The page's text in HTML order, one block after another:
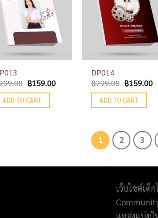
฿159.00
ADD TO CART
DP014
฿299.00 ฿159.00
ADD TO CART
1 2 3
เว็บไซต์เด็
แหล่งแบ่งปั